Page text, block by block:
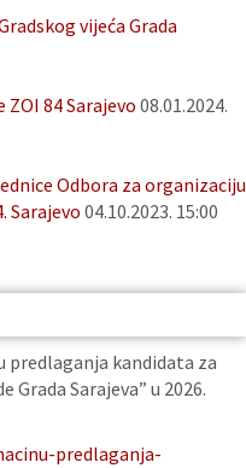
vijeća Grada
84 Sarajevo 08.01.2024.
Odbora za organizaciju
Sarajevo 04.10.2023. 15:00
predlaganja kandidata za
Sarajeva” u 2026.
predlaganja-